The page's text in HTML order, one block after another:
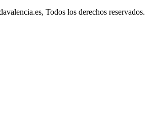
Todos los derechos reservados.